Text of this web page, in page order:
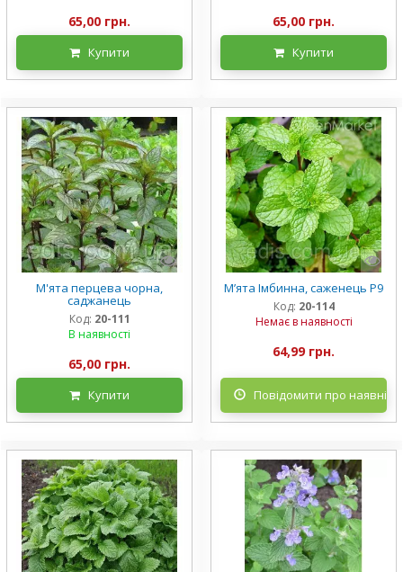
65,00 грн.
Купити
65,00 грн.
Купити
М'ята перцева чорна,
саджанець
Код: 20-111
В наявності
65,00 грн.
Купити
М’ята Імбинна, саженець Р9
Код: 20-114
Немає в наявності
64,99 грн.
Повідомити про